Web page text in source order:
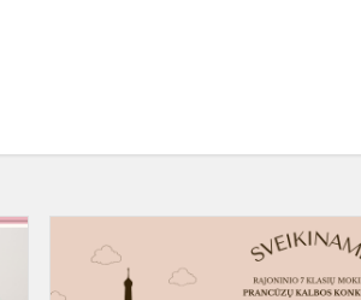
STEAM
(gamtos
mokslų